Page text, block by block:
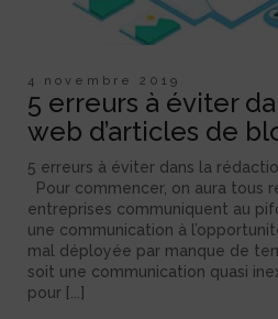
4 novembre 2019
5 erreurs à éviter
web d’articles de
5 erreurs à éviter dans la
Pour commencer, on aura tous
entreprises communiquent au
une communication à
mal déployée par manque de
soit une communication quasi
pour [...]